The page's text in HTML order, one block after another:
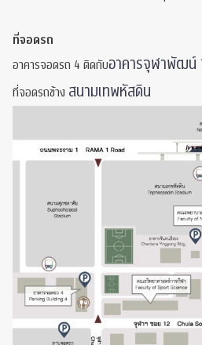
ที่จอดรถ
อาคารจอดรถ 4 ติดกับอาคารจุฬาพัฒน์
ที่จอดรถข้าง สนามเทพหัสดิน